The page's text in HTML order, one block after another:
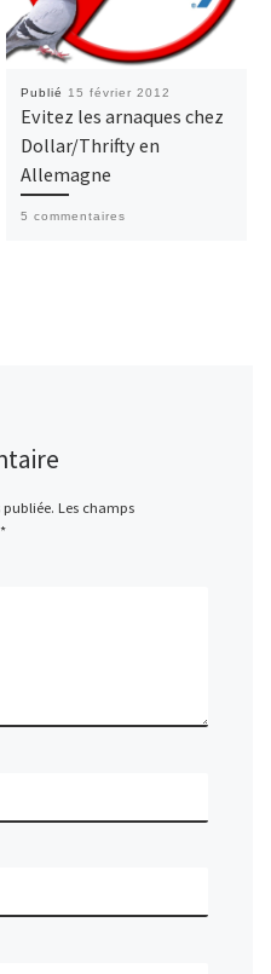
Publié 15 février 2012
Evitez les arnaques chez
Dollar/Thrifty en
Allemagne
5 commentaires
publiée. Les champs
*